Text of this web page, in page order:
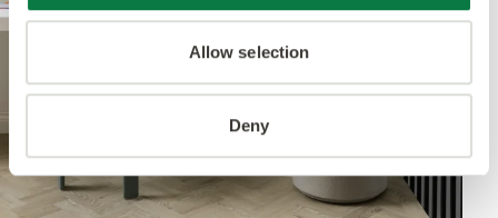
Allow selection
Deny